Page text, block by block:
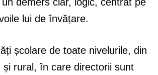
lui de învățare.
școlare de toate nivelurile, din
și rural, în care directorii sunt